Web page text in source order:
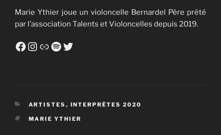
Marie Ythier joue un violoncelle Bernardel Père prêté
par l’association Talents et Violoncelles depuis 2019.
Facebook
Instagram
LienSpotify
Twitter
CATÉGORIES
ARTISTES , INTERPRÈTES 2020
ÉTIQUETTES
MARIE YTHIER